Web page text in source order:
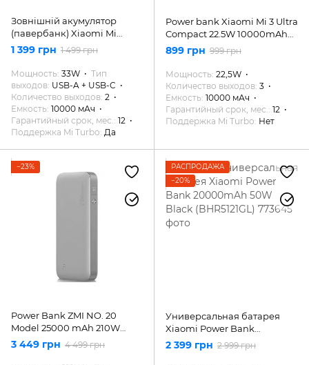
Зовнішній акумулятор
(павербанк) Xiaomi Mi
Power Bank 10000mAh 33W
Pocket Version Pro Blue
(PB1030ZM, BHR5785GL)
1 399 грн 1 499 грн
Мощность 33W
Тип
выходов USB-A + USB-C
Количество выходов 2
Емкость 10000 мАч
Гарантийный срок, мес.
12
Поддержка Mi Turbo Да
Power bank Xiaomi Mi 3 Ultra
Compact 22.5W 10000mAh
Black (BHR4412GL)
899 грн 999 грн
Мощность 22,5W
Количество выходов 3
Емкость 10000 мАч
Гарантийный срок, мес.
12
Поддержка Mi Turbo Нет
−23%
Power Bank ZMI NO. 20
Model 25000 mAh 210W
BACKUP BATTERY (QB826G)
3 449 грн 4 499 грн
РАСПРОДАЖА
−20%
Универсальная батарея
Xiaomi Power Bank
20000mAh 50W Black
(BHR5121GL)
2 399 грн 2 999 грн